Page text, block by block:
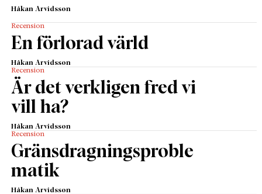
Håkan Arvidsson
Recension
En förlorad värld
Håkan Arvidsson
Recension
Är det verkligen fred vi
vill ha?
Håkan Arvidsson
Recension
Gränsdragningsproble
matik
Håkan Arvidsson